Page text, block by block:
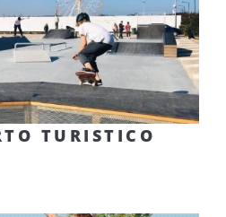
TURISTICO